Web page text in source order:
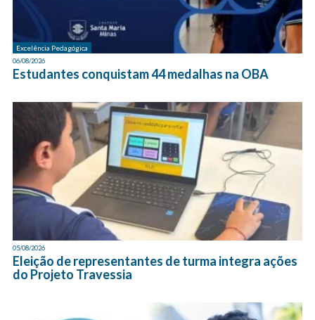
Excelência Pedagógica
06/08/2026
Estudantes conquistam 44 medalhas na OBA
05/08/2026
Eleição de representantes de turma integra ações
do Projeto Travessia